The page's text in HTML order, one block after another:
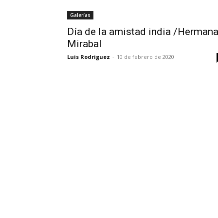
Galerías
Día de la amistad india /
Mirabal
Luis Rodriguez - 10 de febrero de 2020